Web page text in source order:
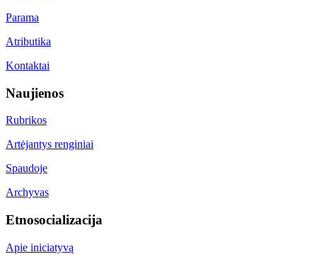
Parama
Atributika
Kontaktai
Naujienos
Rubrikos
Artėjantys renginiai
Spaudoje
Archyvas
Etnosocializacija
Apie iniciatyvą